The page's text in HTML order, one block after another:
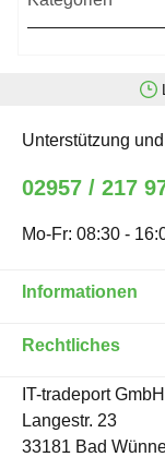
Unterstützung
02957 / 217
Mo-Fr: 08:30 -
Informationen
Rechtliches
IT-tradeport GmbH
Langestr. 23
33181 Bad